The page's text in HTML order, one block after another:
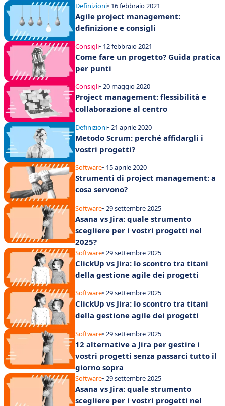
Definizioni• 16 febbraio 2021
Agile project management:
definizione e consigli
Consigli• 12 febbraio 2021
Come fare un progetto? Guida pratica
per punti
Consigli• 20 maggio 2020
Project management: flessibilità e
collaborazione al centro
Definizioni• 21 aprile 2020
Metodo Scrum: perché affidargli i
vostri progetti?
Software• 15 aprile 2020
Strumenti di project management: a
cosa servono?
Software• 29 settembre 2025
Asana vs Jira: quale strumento
scegliere per i vostri progetti nel
2025?
Software• 29 settembre 2025
ClickUp vs Jira: lo scontro tra titani
della gestione agile dei progetti
Software• 29 settembre 2025
ClickUp vs Jira: lo scontro tra titani
della gestione agile dei progetti
Software• 29 settembre 2025
12 alternative a Jira per gestire i
vostri progetti senza passarci tutto il
giorno sopra
Software• 29 settembre 2025
Asana vs Jira: quale strumento
scegliere per i vostri progetti nel